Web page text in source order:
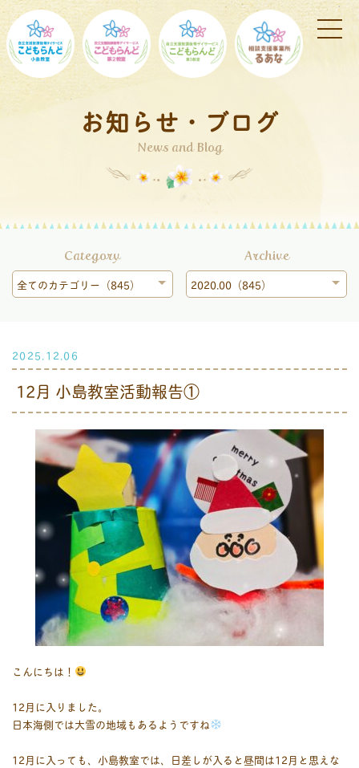
お知らせ・ブログ
News and Blog
Category
全てのカテゴリー（845）
Archive
2020.00（845）
2025.12.06
12月 小島教室活動報告①
こんにちは！
12月に入りました。
日本海側では大雪の地域もあるようですね
12月に入っても、小島教室では、日差しが入ると昼間は12月と思えな